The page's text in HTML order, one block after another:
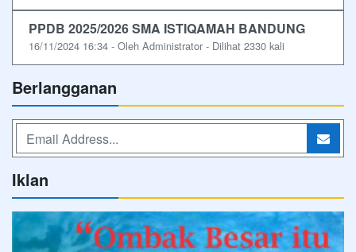
PPDB 2025/2026 SMA ISTIQAMAH BANDUNG
16/11/2024 16:34 - Oleh Administrator - Dilihat 2330 kali
Berlangganan
Iklan